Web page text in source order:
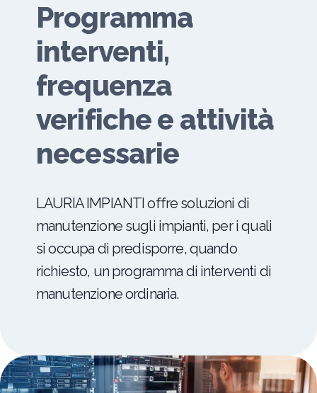
Programma
interventi,
frequenza
verifiche e attività
necessarie
LAURIA IMPIANTI offre soluzioni di
manutenzione sugli impianti, per i quali
si occupa di predisporre, quando
richiesto, un programma di interventi di
manutenzione ordinaria.